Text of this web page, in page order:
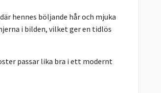
hennes böljande hår och mjuka
i bilden, vilket ger en tidlös
passar lika bra i ett modernt